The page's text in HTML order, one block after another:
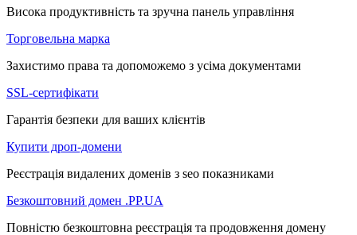
Висока продуктивність та зручна панель управління
Торговельна марка
Захистимо права та допоможемо з усіма документами
SSL-сертифікати
Гарантія безпеки для ваших клієнтів
Купити дроп-домени
Реєстрація видалених доменів з seo показниками
Безкоштовний домен .PP.UA
Повністю безкоштовна реєстрація та продовження домену